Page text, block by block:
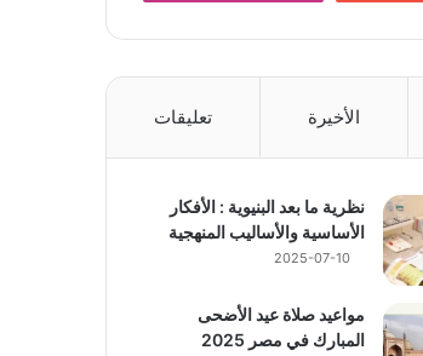
الأخيرة تعليقات
نظرية ما بعد البنيوية : الأفكار
الأساسية والأساليب المنهجية
2025-07-10
مواعيد صلاة عيد الأضحى
المبارك في مصر 2025